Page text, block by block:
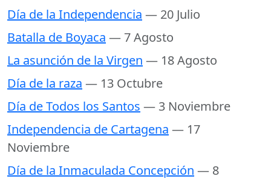
Día de la Independencia — 20 Julio
Batalla de Boyaca — 7 Agosto
La asunción de la Virgen — 18 Agosto
Día de la raza — 13 Octubre
Día de Todos los Santos — 3 Noviembre
Independencia de Cartagena — 17
Noviembre
Día de la Inmaculada Concepción — 8